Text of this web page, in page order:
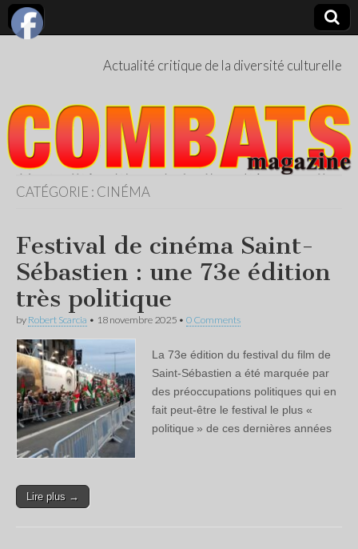
Actualité critique de la diversité culturelle
CATÉGORIE : CINÉMA
Festival de cinéma Saint-
Sébastien : une 73e édition
très politique
by Robert Scarcia • 18 novembre 2025 • 0 Comments
La 73e édition du festival du film de
Saint-Sébastien a été marquée par
des préoccupations politiques qui en
fait peut-être le festival le plus «
politique » de ces dernières années
Lire plus →